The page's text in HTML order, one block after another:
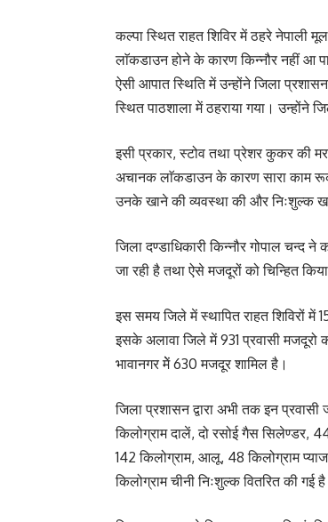
कल्पा स्थित राहत शिविर में ठहरे नेपाली
लाॅकडाउन होने के कारण किन्नौर नहीं आ
ऐसी आपात स्थिति में उन्होंने जिला
स्थित पाठशाला में ठहराया गया।
इसी प्रकार, स्टोव तथा प्रेशर कुकर की
अचानक लाॅकडाउन के कारण सारा काम
उनके खाने की व्यवस्था की और निःशुल्क
जिला दण्डाधिकारी किन्नौर गोपाल चन्द
जा रही है तथा ऐसे मजदूरों को चिन्हित
इस समय जिले में स्थापित राहत शिविरों में
इसके अलावा जिले में 931 प्रवासी मजदूरो
भावानगर मेें 630 मजदूर शामिल है।
जिला प्रशासन द्वारा अभी तक इन
किलोग्राम दालें, दो रसोई गैस सिलेण्डर,
142 किलोग्राम, आलू, 48 किलोग्राम
किलोग्राम चीनी निःशुल्क वितरित की गई